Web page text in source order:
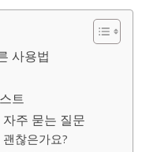
사용법
트
주 묻는 질문
찮은가요?